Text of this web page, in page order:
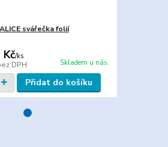
svářečka folií
/ks
DPH Skladem u nás.
Přidat do košíku